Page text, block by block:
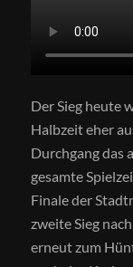
Der Sieg heute
Halbzeit eher
Durchgang das
gesamte
Finale der
zweite Sieg
erneut zum